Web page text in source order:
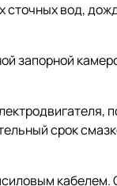
сточных вод,
запорной
срок
кабелем.